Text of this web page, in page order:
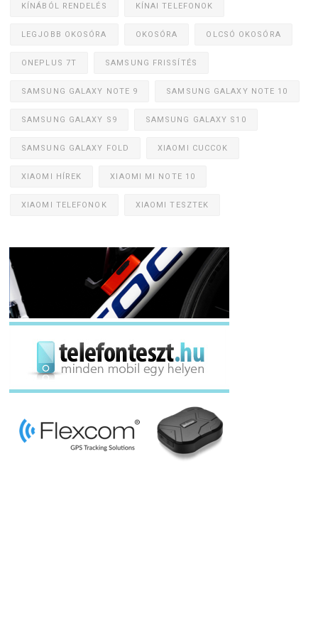
KÍNÁBÓL RENDELÉS KÍNAI TELEFONOK
LEGJOBB OKOSÓRA OKOSÓRA OLCSÓ OKOSÓRA
ONEPLUS 7T SAMSUNG FRISSÍTÉS
SAMSUNG GALAXY NOTE 9 SAMSUNG GALAXY NOTE 10
SAMSUNG GALAXY S9 SAMSUNG GALAXY S10
SAMSUNG GALAXY FOLD XIAOMI CUCCOK
XIAOMI HÍREK XIAOMI MI NOTE 10
XIAOMI TELEFONOK XIAOMI TESZTEK